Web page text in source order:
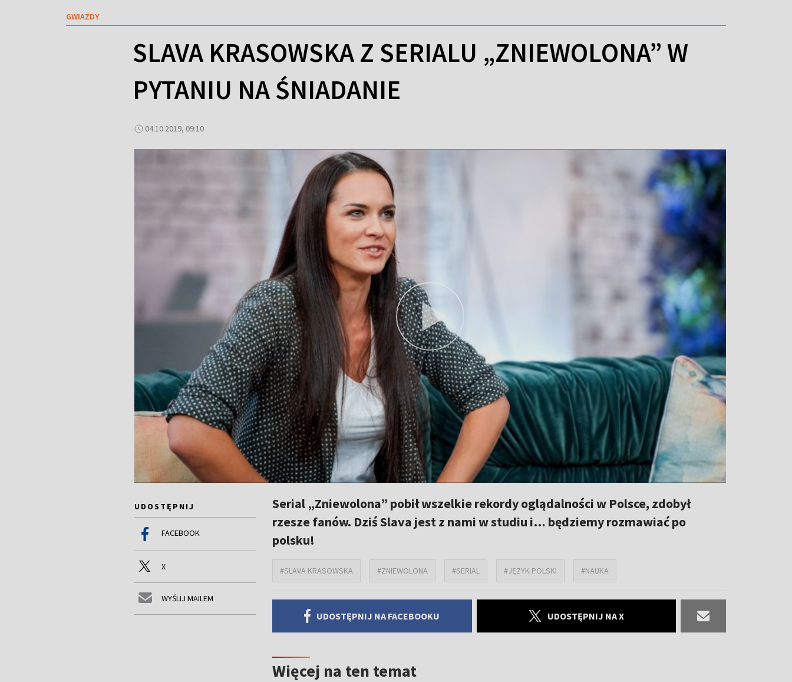
GWIAZDY
SLAVA KRASOWSKA Z SERIALU „ZNIEWOLONA” W
PYTANIU NA ŚNIADANIE
04.10.2019, 09:10
UDOSTĘPNIJ
FACEBOOK
X
WYŚLIJ MAILEM
Serial „Zniewolona” pobił wszelkie rekordy oglądalności w Polsce, zdobył
rzesze fanów. Dziś Slava jest z nami w studiu i… będziemy rozmawiać po
polsku!
#SLAVA KRASOWSKA #ZNIEWOLONA #SERIAL #JĘZYK POLSKI #NAUKA
UDOSTĘPNIJ NA FACEBOOKU UDOSTĘPNIJ NA X
Więcej na ten temat